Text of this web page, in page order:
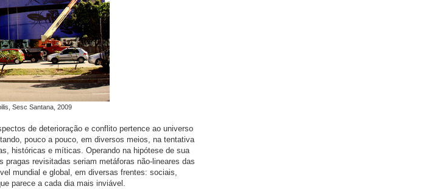
Sesc Santana, 2009
de deterioração e conflito pertence ao universo
pouco a pouco, em diversos meios, na tentativa
históricas e míticas. Operando na hipótese de sua
revisitadas seriam metáforas não-lineares das
mundial e global, em diversas frentes: sociais,
parece a cada dia mais inviável.